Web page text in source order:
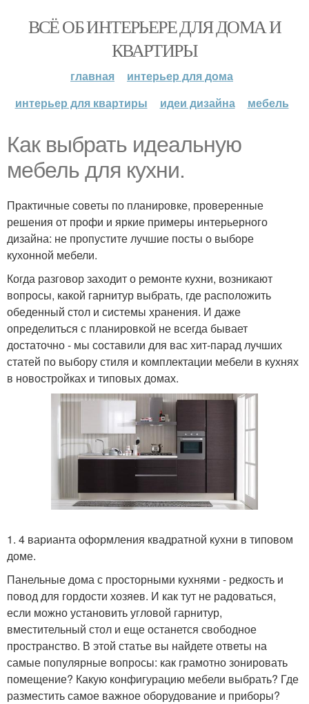
ВСЁ ОБ ИНТЕРЬЕРЕ ДЛЯ ДОМА И
КВАРТИРЫ
главная
интерьер для дома
интерьер для квартиры
идеи дизайна мебель
Как выбрать идеальную
мебель для кухни.
Практичные советы по планировке, проверенные
решения от профи и яркие примеры интерьерного
дизайна: не пропустите лучшие посты о выборе
кухонной мебели.
Когда разговор заходит о ремонте кухни, возникают
вопросы, какой гарнитур выбрать, где расположить
обеденный стол и системы хранения. И даже
определиться с планировкой не всегда бывает
достаточно - мы составили для вас хит-парад лучших
статей по выбору стиля и комплектации мебели в кухнях
в новостройках и типовых домах.
1. 4 варианта оформления квадратной кухни в типовом
доме.
Панельные дома с просторными кухнями - редкость и
повод для гордости хозяев. И как тут не радоваться,
если можно установить угловой гарнитур,
вместительный стол и еще останется свободное
пространство. В этой статье вы найдете ответы на
самые популярные вопросы: как грамотно зонировать
помещение? Какую конфигурацию мебели выбрать? Где
разместить самое важное оборудование и приборы?